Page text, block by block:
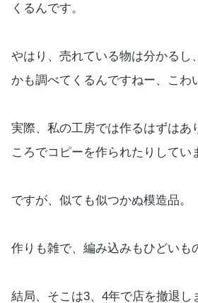
くるんです。
やはり、売れている物は分かるし
かも調べてくるんですねー、こわ
実際、私の工房では作るはずはあ
ころでコピーを作られたりしてい
ですが、似ても似つかぬ模造品。
作りも雑で、編み込みもひどいも
結局、そこは3、4年で店を撤退し